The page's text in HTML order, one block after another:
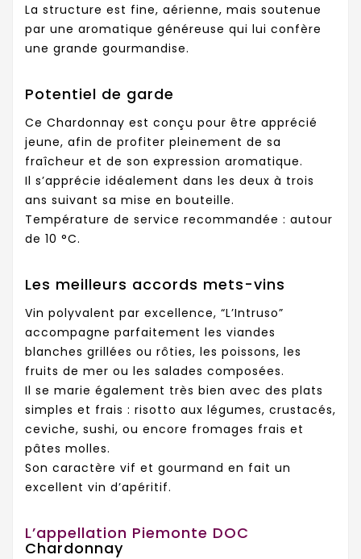
La structure est fine, aérienne, mais soutenue
par une aromatique généreuse qui lui confère
une grande gourmandise.
Potentiel de garde
Ce Chardonnay est conçu pour être apprécié
jeune, afin de profiter pleinement de sa
fraîcheur et de son expression aromatique.
Il s’apprécie idéalement dans les deux à trois
ans suivant sa mise en bouteille.
Température de service recommandée : autour
de 10 °C.
Les meilleurs accords mets-vins
Vin polyvalent par excellence, “L’Intruso”
accompagne parfaitement les viandes
blanches grillées ou rôties, les poissons, les
fruits de mer ou les salades composées.
Il se marie également très bien avec des plats
simples et frais : risotto aux légumes, crustacés,
ceviche, sushi, ou encore fromages frais et
pâtes molles.
Son caractère vif et gourmand en fait un
excellent vin d’apéritif.
L’appellation Piemonte DOC
Chardonnay